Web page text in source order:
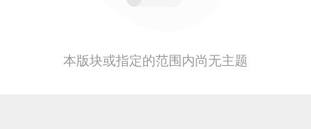
本版块或指定的范围内尚无主题